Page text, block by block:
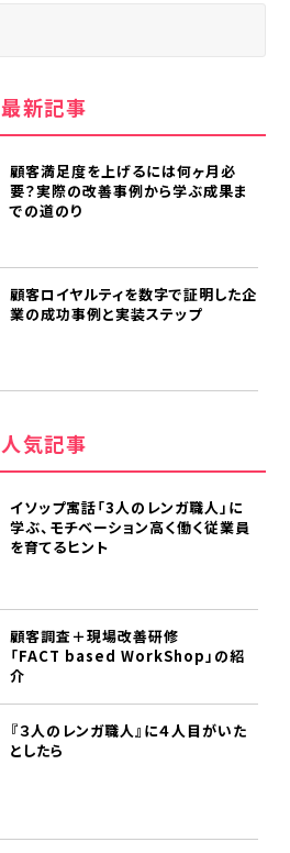
最新記事
顧客満足度を上げるには何ヶ月必
要？実際の改善事例から学ぶ成果ま
での道のり
顧客ロイヤルティを数字で証明した企
業の成功事例と実装ステップ
人気記事
イソップ寓話「3人のレンガ職人」に
学ぶ、モチベーション高く働く従業員
を育てるヒント
顧客調査＋現場改善研修
「FACT based WorkShop」の紹
介
『３人のレンガ職人』に４人目がいた
としたら